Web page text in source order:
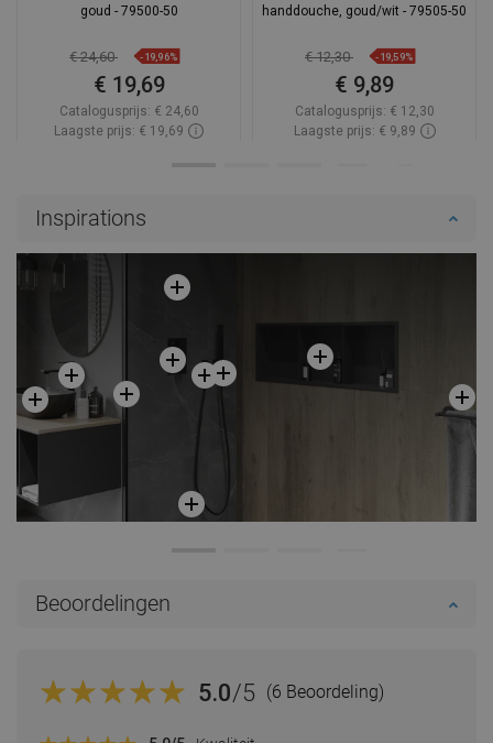
goud - 79500-50
€ 24,60 -19,96%
€ 19,69
Catalogusprijs: € 24,60
Laagste prijs: € 19,69
handdouche, goud/wit - 79505-50
€ 12,30 -19,59%
€ 9,89
Catalogusprijs: € 12,30
Laagste prijs: € 9,89
Inspirations
Beoordelingen
5.0/5 (6 Beoordeling)